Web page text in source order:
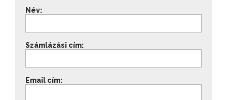
Név:
Számlázási cím:
Email cím: